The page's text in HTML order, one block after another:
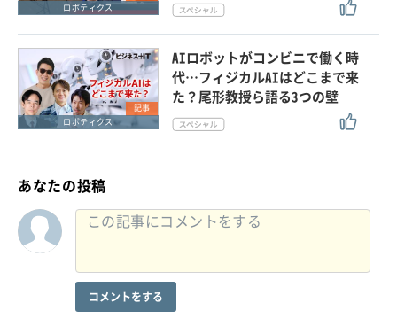
ロボティクス
記事
ロボティクス
AIロボットがコンビニで働く時
代…フィジカルAIはどこまで来
た？尾形教授ら語る3つの壁
あなたの投稿
コメントをする